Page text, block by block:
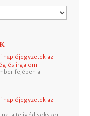
naplójegyzetek az
és irgalom
fejében a
naplójegyzetek az